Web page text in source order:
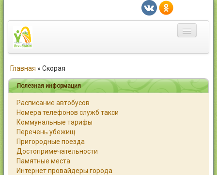
Город
Статьи
Каталог
Справочник
Работа
Главная » Скорая
Полезная информация
Расписание автобусов
Номера телефонов служб такси
Коммунальные тарифы
Перечень убежищ
Пригородные поезда
Достопримечательности
Памятные места
Интернет провайдеры города